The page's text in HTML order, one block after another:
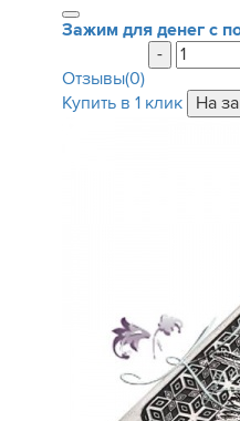
Зажим для денег с
-
Отзывы(0)
Купить в 1 клик